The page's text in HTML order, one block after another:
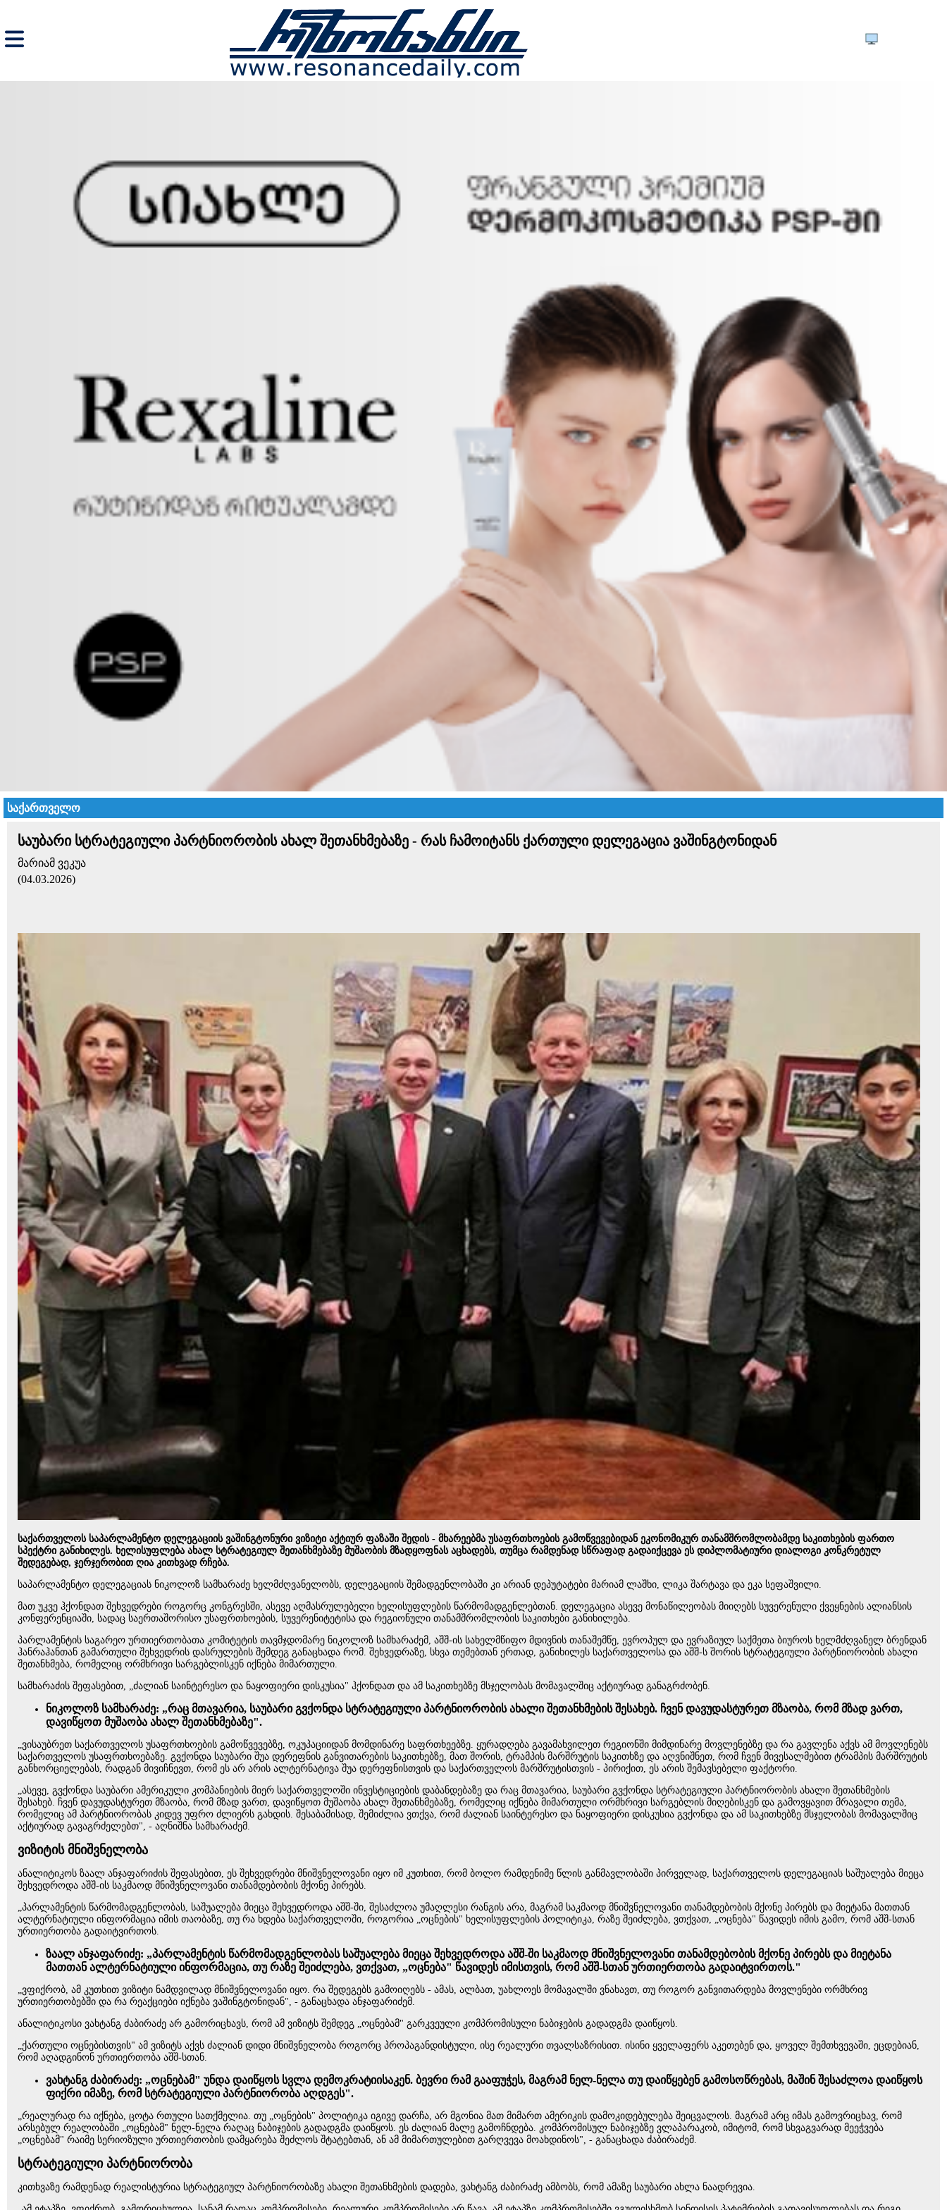
საქართველო
საუბარი სტრატეგიული პარტნიორობის ახალ შეთანხმებაზე - რას ჩამოიტანს ქართული დელეგაცია ვაშინგტონიდან
მარიამ ვეკუა
(04.03.2026)
საქართველოს საპარლამენტო დელეგაციის ვაშინგტონური ვიზიტი აქტიურ ფაზაში შედის - მხარეებმა უსაფრთხოების გამოწვევებიდან ეკონომიკურ თანამშრომლობამდე საკითხების ფართო
სპექტრი განიხილეს. ხელისუფლება ახალ სტრატეგიულ შეთანხმებაზე მუშაობის მზადყოფნას აცხადებს, თუმცა რამდენად სწრაფად გადაიქცევა ეს დიპლომატიური დიალოგი კონკრეტულ
შედეგებად, ჯერჯერობით ღია კითხვად რჩება.
საპარლამენტო დელეგაციას ნიკოლოზ სამხარაძე ხელმძღვანელობს, დელეგაციის შემადგენლობაში კი არიან დეპუტატები მარიამ ლაშხი, ლიკა შარტავა და ეკა სეფაშვილი.
მათ უკვე ჰქონდათ შეხვედრები როგორც კონგრესში, ასევე აღმასრულებელი ხელისუფლების წარმომადგენლებთან. დელეგაცია ასევე მონაწილეობას მიიღებს სუვერენული ქვეყნების ალიანსის
კონფერენციაში, სადაც საერთაშორისო უსაფრთხოების, სუვერენიტეტისა და რეგიონული თანამშრომლობის საკითხები განიხილება.
პარლამენტის საგარეო ურთიერთობათა კომიტეტის თავმჯდომარე ნიკოლოზ სამხარაძემ, აშშ-ის სახელმწიფო მდივნის თანაშემწე, ევროპულ და ევრაზიულ საქმეთა ბიუროს ხელმძღვანელ ბრენდან
ჰანრაჰანთან გამართული შეხვედრის დასრულების შემდეგ განაცხადა რომ. შეხვედრაზე, სხვა თემებთან ერთად, განიხილეს საქართველოსა და აშშ-ს შორის სტრატეგიული პარტნიორობის ახალი
შეთანხმება, რომელიც ორმხრივი სარგებლისკენ იქნება მიმართული.
სამხარაძის შეფასებით, „ძალიან საინტერესო და ნაყოფიერი დისკუსია" ჰქონდათ და ამ საკითხებზე მსჯელობას მომავალშიც აქტიურად განაგრძობენ.
ნიკოლოზ სამხარაძე: „რაც მთავარია, საუბარი გვქონდა სტრატეგიული პარტნიორობის ახალი შეთანხმების შესახებ. ჩვენ დავუდასტურეთ მზაობა, რომ მზად ვართ,
დავიწყოთ მუშაობა ახალ შეთანხმებაზე".
„ვისაუბრეთ საქართველოს უსაფრთხოების გამოწვევებზე, ოკუპაციიდან მომდინარე საფრთხეებზე. ყურადღება გავამახვილეთ რეგიონში მიმდინარე მოვლენებზე და რა გავლენა აქვს ამ მოვლენებს
საქართველოს უსაფრთხოებაზე. გვქონდა საუბარი შუა დერეფნის განვითარების საკითხებზე, მათ შორის, ტრამპის მარშრუტის საკითხზე და აღვნიშნეთ, რომ ჩვენ მივესალმებით ტრამპის მარშრუტის
განხორციელებას, რადგან მივიჩნევთ, რომ ეს არ არის ალტერნატივა შუა დერეფნისთვის და საქართველოს მარშრუტისთვის - პირიქით, ეს არის შემავსებელი ფაქტორი.
„ასევე, გვქონდა საუბარი ამერიკული კომპანიების მიერ საქართველოში ინვესტიციების დაბანდებაზე და რაც მთავარია, საუბარი გვქონდა სტრატეგიული პარტნიორობის ახალი შეთანხმების
შესახებ. ჩვენ დავუდასტურეთ მზაობა, რომ მზად ვართ, დავიწყოთ მუშაობა ახალ შეთანხმებაზე, რომელიც იქნება მიმართული ორმხრივი სარგებლის მიღებისკენ და გამოვყავით მრავალი თემა,
რომელიც ამ პარტნიორობას კიდევ უფრო ძლიერს გახდის. შესაბამისად, შემიძლია ვთქვა, რომ ძალიან საინტერესო და ნაყოფიერი დისკუსია გვქონდა და ამ საკითხებზე მსჯელობას მომავალშიც
აქტიურად გავაგრძელებთ", - აღნიშნა სამხარაძემ.
ვიზიტის მნიშვნელობა
ანალიტიკოს ზაალ ანჯაფარიძის შეფასებით, ეს შეხვედრები მნიშვნელოვანი იყო იმ კუთხით, რომ ბოლო რამდენიმე წლის განმავლობაში პირველად, საქართველოს დელეგაციას საშუალება მიეცა
შეხვედროდა აშშ-ის საკმაოდ მნიშვნელოვანი თანამდებობის მქონე პირებს.
„პარლამენტის წარმომადგენლობას, საშუალება მიეცა შეხვედროდა აშშ-ში, შესაძლოა უმაღლესი რანგის არა, მაგრამ საკმაოდ მნიშვნელოვანი თანამდებობის მქონე პირებს და მიეტანა მათთან
ალტერნატიული ინფორმაცია იმის თაობაზე, თუ რა ხდება საქართველოში, როგორია „ოცნების" ხელისუფლების პოლიტიკა, რაზე შეიძლება, ვთქვათ, „ოცნება" წავიდეს იმის გამო, რომ აშშ-სთან
ურთიერთობა გადაიტვირთოს.
ზაალ ანჯაფარიძე: „პარლამენტის წარმომადგენლობას საშუალება მიეცა შეხვედროდა აშშ-ში საკმაოდ მნიშვნელოვანი თანამდებობის მქონე პირებს და მიეტანა
მათთან ალტერნატიული ინფორმაცია, თუ რაზე შეიძლება, ვთქვათ, „ოცნება" წავიდეს იმისთვის, რომ აშშ-სთან ურთიერთობა გადაიტვირთოს."
„ვფიქრობ, ამ კუთხით ვიზიტი ნამდვილად მნიშვნელოვანი იყო. რა შედეგებს გამოიღებს - ამას, ალბათ, უახლოეს მომავალში ვნახავთ, თუ როგორ განვითარდება მოვლენები ორმხრივ
ურთიერთობებში და რა რეაქციები იქნება ვაშინგტონიდან", - განაცხადა ანჯაფარიძემ.
ანალიტიკოსი ვახტანგ ძაბირაძე არ გამორიცხავს, რომ ამ ვიზიტს შემდეგ „ოცნებამ" გარკვეული კომპრომისული ნაბიჯების გადადგმა დაიწყოს.
„ქართული ოცნებისთვის" ამ ვიზიტს აქვს ძალიან დიდი მნიშვნელობა როგორც პროპაგანდისტული, ისე რეალური თვალსაზრისით. ისინი ყველაფერს აკეთებენ და, ყოველ შემთხვევაში, ეცდებიან,
რომ აღადგინონ ურთიერთობა აშშ-სთან.
ვახტანგ ძაბირაძე: „ოცნებამ" უნდა დაიწყოს სვლა დემოკრატიისაკენ. ბევრი რამ გააფუჭეს, მაგრამ ნელ-ნელა თუ დაიწყებენ გამოსოწრებას, მაშინ შესაძლოა დაიწყოს
ფიქრი იმაზე, რომ სტრატეგიული პარტნიორობა აღდგეს".
„რეალურად რა იქნება, ცოტა რთული სათქმელია. თუ „ოცნების" პოლიტიკა იგივე დარჩა, არ მგონია მათ მიმართ ამერიკის დამოკიდებულება შეიცვალოს. მაგრამ არც იმას გამოვრიცხავ, რომ
არსებულ რეალობაში „ოცნებამ" ნელ-ნელა რაღაც ნაბიჯების გადადგმა დაიწყოს. ეს ძალიან მალე გამოჩნდება. კომპრომისულ ნაბიჯებზე ვლაპარაკობ, იმიტომ, რომ სხვაგვარად მეეჭვება
„ოცნებამ" რაიმე სერიოზული ურთიერთობის დამყარება შეძლოს შტატებთან, ან ამ მიმართულებით გარღვევა მოახდინოს", - განაცხადა ძაბირაძემ.
სტრატეგიული პარტნიორობა
კითხვაზე რამდენად რეალისტურია სტრატეგიულ პარტნიორობაზე ახალი შეთანხმების დადება, ვახტანგ ძაბირაძე ამბობს, რომ ამაზე საუბარი ახლა ნაადრევია.